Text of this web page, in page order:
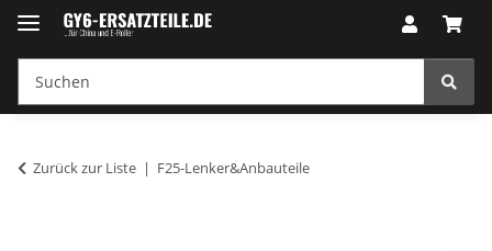
Zurück zur Liste F25-Lenker&Anbauteile